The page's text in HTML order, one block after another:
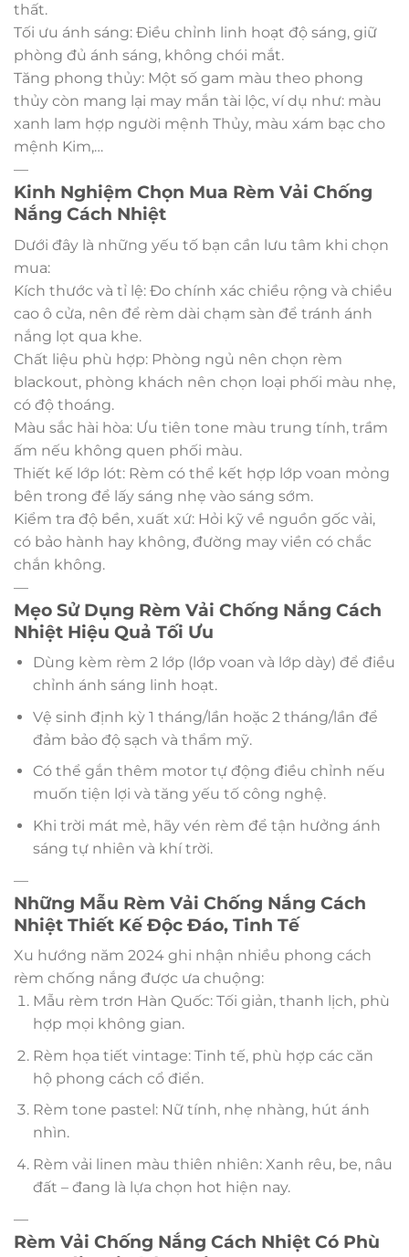
thất.
Tối ưu ánh sáng: Điều chỉnh linh hoạt độ sáng, giữ
phòng đủ ánh sáng, không chói mắt.
Tăng phong thủy: Một số gam màu theo phong
thủy còn mang lại may mắn tài lộc, ví dụ như: màu
xanh lam hợp người mệnh Thủy, màu xám bạc cho
mệnh Kim,…
—
Kinh Nghiệm Chọn Mua Rèm Vải Chống
Nắng Cách Nhiệt
Dưới đây là những yếu tố bạn cần lưu tâm khi chọn
mua:
Kích thước và tỉ lệ: Đo chính xác chiều rộng và chiều
cao ô cửa, nên để rèm dài chạm sàn để tránh ánh
nắng lọt qua khe.
Chất liệu phù hợp: Phòng ngủ nên chọn rèm
blackout, phòng khách nên chọn loại phối màu nhẹ,
có độ thoáng.
Màu sắc hài hòa: Ưu tiên tone màu trung tính, trầm
ấm nếu không quen phối màu.
Thiết kế lớp lót: Rèm có thể kết hợp lớp voan mỏng
bên trong để lấy sáng nhẹ vào sáng sớm.
Kiểm tra độ bền, xuất xứ: Hỏi kỹ về nguồn gốc vải,
có bảo hành hay không, đường may viền có chắc
chắn không.
—
Mẹo Sử Dụng Rèm Vải Chống Nắng Cách
Nhiệt Hiệu Quả Tối Ưu
Dùng kèm rèm 2 lớp (lớp voan và lớp dày) để điều
chỉnh ánh sáng linh hoạt.
Vệ sinh định kỳ 1 tháng/lần hoặc 2 tháng/lần để
đảm bảo độ sạch và thẩm mỹ.
Có thể gắn thêm motor tự động điều chỉnh nếu
muốn tiện lợi và tăng yếu tố công nghệ.
Khi trời mát mẻ, hãy vén rèm để tận hưởng ánh
sáng tự nhiên và khí trời.
—
Những Mẫu Rèm Vải Chống Nắng Cách
Nhiệt Thiết Kế Độc Đáo, Tinh Tế
Xu hướng năm 2024 ghi nhận nhiều phong cách
rèm chống nắng được ưa chuộng:
Mẫu rèm trơn Hàn Quốc: Tối giản, thanh lịch, phù
hợp mọi không gian.
Rèm họa tiết vintage: Tinh tế, phù hợp các căn
hộ phong cách cổ điển.
Rèm tone pastel: Nữ tính, nhẹ nhàng, hút ánh
nhìn.
Rèm vải linen màu thiên nhiên: Xanh rêu, be, nâu
đất – đang là lựa chọn hot hiện nay.
—
Rèm Vải Chống Nắng Cách Nhiệt Có Phù